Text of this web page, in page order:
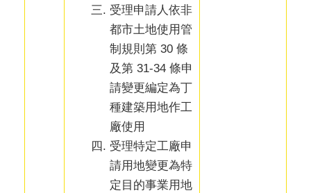
受理申請人依非
都市土地使用管
制規則第 30 條
及第 31-34 條申
請變更編定為丁
種建築用地作工
廠使用
受理特定工廠申
請用地變更為特
定目的事業用地